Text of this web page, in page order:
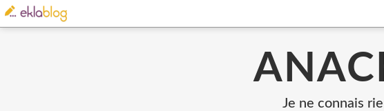
Je ne connais